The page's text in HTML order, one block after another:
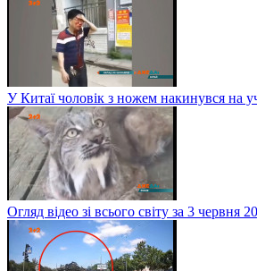
У Китаї чоловік з ножем накинувся на
Огляд відео зі всього світу за 3 червня